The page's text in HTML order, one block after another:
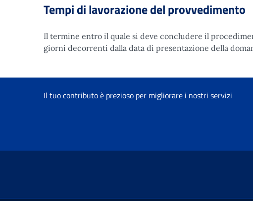
Tempi di lavorazione del provvedimento
Il termine entro il quale si deve concludere il
giorni decorrenti dalla data di presentazione della
Il tuo contributo è prezioso per migliorare i nostri servizi